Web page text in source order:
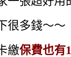
很多錢～～
繳保費也有